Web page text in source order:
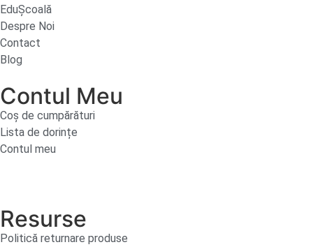
EduȘcoală
Despre Noi
Contact
Blog
Contul Meu
Coș de cumpărături
Lista de dorințe
Contul meu
Resurse
Politică returnare produse